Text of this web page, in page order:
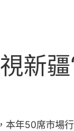
疆
年50席市場